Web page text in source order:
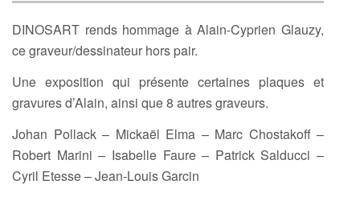
DINOSART rends hommage à Alain-Cyprien Glauzy,
ce graveur/dessinateur hors pair.
Une exposition qui présente certaines plaques et
gravures d’Alain, ainsi que 8 autres graveurs.
Johan Pollack – Mickaël Elma – Marc Chostakoff –
Robert Marini – Isabelle Faure – Patrick Salducci –
Cyril Etesse – Jean-Louis Garcin